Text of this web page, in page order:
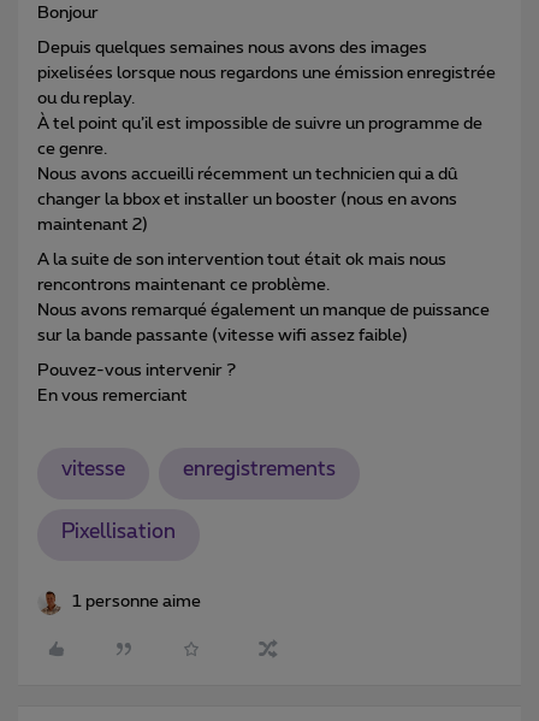
Bonjour
Depuis quelques semaines nous avons des images
pixelisées lorsque nous regardons une émission enregistrée
ou du replay.
À tel point qu’il est impossible de suivre un programme de
ce genre.
Nous avons accueilli récemment un technicien qui a dû
changer la bbox et installer un booster (nous en avons
maintenant 2)
A la suite de son intervention tout était ok mais nous
rencontrons maintenant ce problème.
Nous avons remarqué également un manque de puissance
sur la bande passante (vitesse wifi assez faible)
Pouvez-vous intervenir ?
En vous remerciant
vitesse enregistrements
Pixellisation
1 personne aime